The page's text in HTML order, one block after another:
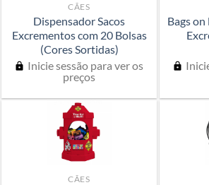
CÃES
Dispensador Sacos
Excrementos com 20 Bolsas
(Cores Sortidas)
Inicie sessão para ver os
preços
Bags on
CÃES